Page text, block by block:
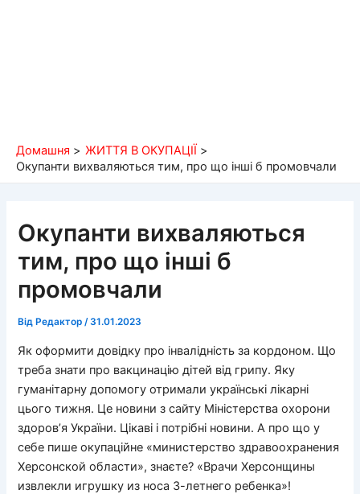
Домашня
ЖИТТЯ В ОКУПАЦІЇ
Окупанти вихваляються тим, про що інші б промовчали
Окупанти вихваляються
тим, про що інші б
промовчали
Від Редактор/31.01.2023
Як оформити довідку про інвалідність за кордоном. Що
треба знати про вакцинацію дітей від грипу. Яку
гуманітарну допомогу отримали українські лікарні
цього тижня. Це новини з сайту Міністерства охорони
здоров’я України. Цікаві і потрібні новини. А про що у
себе пише окупаційне «министерство здравоохранения
Херсонской области», знаєте? «Врачи Херсонщины
извлекли игрушку из носа 3-летнего ребенка»!